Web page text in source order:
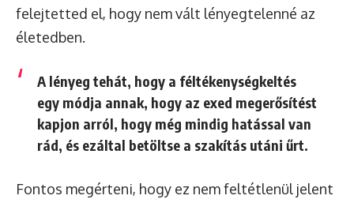
felejtetted el, hogy nem vált lényegtelenné az
életedben.
A lényeg tehát, hogy a féltékenységkeltés
egy módja annak, hogy az exed megerősítést
kapjon arról, hogy még mindig hatással van
rád, és ezáltal betöltse a szakítás utáni űrt.
Fontos megérteni, hogy ez nem feltétlenül jelent